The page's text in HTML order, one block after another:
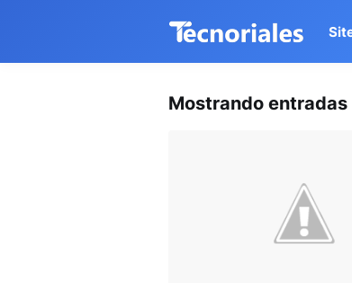
Mostrando entradas